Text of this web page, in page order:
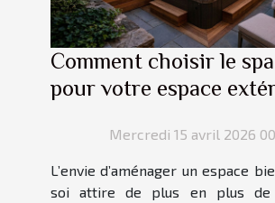
Comment choisir le
pour votre espace
Mercredi 15 avril 2026
L’envie d’aménager un espace
soi attire de plus en plus de